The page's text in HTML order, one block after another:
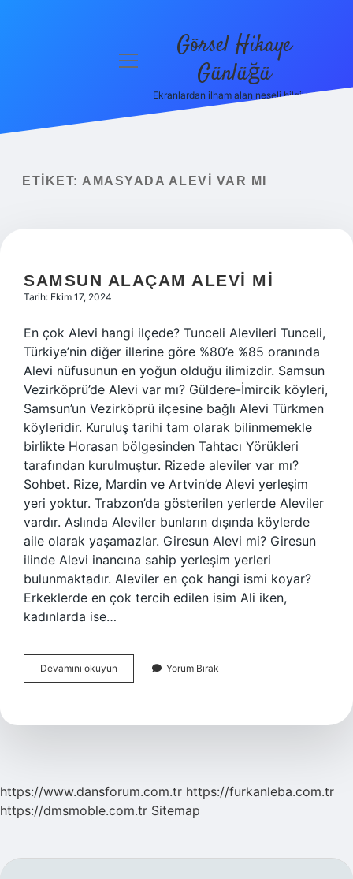
menüyü
Görsel Hikaye
Günlüğü
Ekranlardan ilham alan neşeli bilgiler!
ETIKET: AMASYADA ALEVI VAR MI
SAMSUN ALAÇAM ALEVI MI
Tarih: Ekim 17, 2024
En çok Alevi hangi ilçede? Tunceli Alevileri Tunceli,
Türkiye’nin diğer illerine göre %80’e %85 oranında
Alevi nüfusunun en yoğun olduğu ilimizdir. Samsun
Vezirköprü’de Alevi var mı? Güldere-İmircik köyleri,
Samsun’un Vezirköprü ilçesine bağlı Alevi Türkmen
köyleridir. Kuruluş tarihi tam olarak bilinmemekle
birlikte Horasan bölgesinden Tahtacı Yörükleri
tarafından kurulmuştur. Rizede aleviler var mı?
Sohbet. Rize, Mardin ve Artvin’de Alevi yerleşim
yeri yoktur. Trabzon’da gösterilen yerlerde Aleviler
vardır. Aslında Aleviler bunların dışında köylerde
aile olarak yaşamazlar. Giresun Alevi mi? Giresun
ilinde Alevi inancına sahip yerleşim yerleri
bulunmaktadır. Aleviler en çok hangi ismi koyar?
Erkeklerde en çok tercih edilen isim Ali iken,
kadınlarda ise…
Devamını okuyun
Alaçam
Yorum Bırak
https://www.dansforum.com.tr https://furkanleba.com.tr
https://dmsmoble.com.tr Sitemap